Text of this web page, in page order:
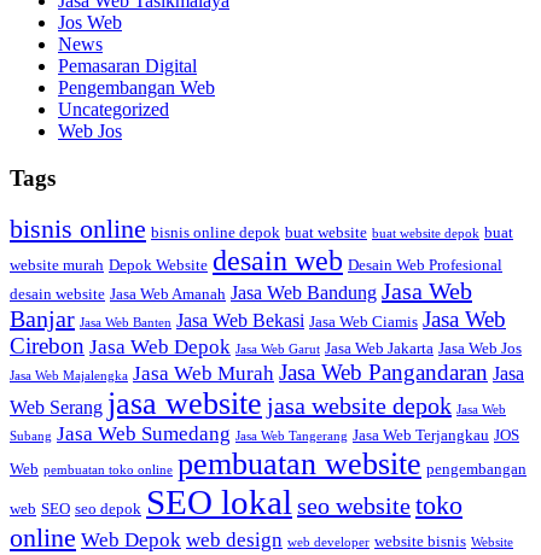
Jos Web
News
Pemasaran Digital
Pengembangan Web
Uncategorized
Web Jos
Tags
bisnis online bisnis online depok buat website buat website depok buat
website murah Depok Website desain web Desain Web Profesional
desain website Jasa Web Amanah Jasa Web Bandung Jasa Web
Banjar Jasa Web Banten Jasa Web Bekasi Jasa Web Ciamis Jasa Web
Cirebon Jasa Web Depok Jasa Web Garut Jasa Web Jakarta Jasa Web Jos
Jasa Web Majalengka Jasa Web Murah Jasa Web Pangandaran Jasa
Web Serang jasa website jasa website depok Jasa Web
Subang Jasa Web Sumedang Jasa Web Tangerang Jasa Web Terjangkau JOS
Web pembuatan toko online pembuatan website pengembangan
web SEO seo depok SEO lokal seo websitetoko
online Web Depok web design web developer website bisnis Website